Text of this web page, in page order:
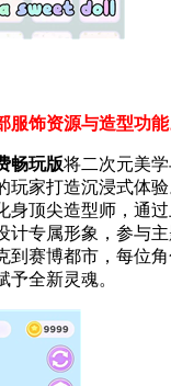
饰资源与造型功能
畅玩版将二次元美
玩家打造沉浸式体
身顶尖造型师，通
计专属形象，参与
到赛博都市，每位
全新灵魂。